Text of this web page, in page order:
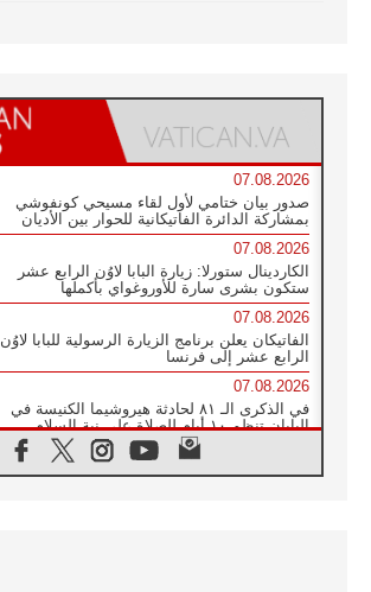
07.08.2026
صدور بيان ختامي لأول لقاء مسيحي كونفوشي
بمشاركة الدائرة الفاتيكانية للحوار بين الأديان
07.08.2026
الكاردينال ستورلا: زيارة البابا لاوُن الرابع عشر
ستكون بشرى سارة للأوروغواي بأكملها
07.08.2026
الفاتيكان يعلن برنامج الزيارة الرسولية للبابا لاوُن
الرابع عشر إلى فرنسا
07.08.2026
في الذكرى الـ ٨١ لحادثة هيروشيما الكنيسة في
اليابان تنظم ١٠ أيام للصلاة على نية السلام
الكنيسة في الأوروغواي: زيارة البابا ستعزز